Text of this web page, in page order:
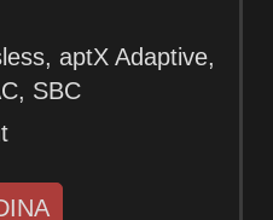
aptX Adaptive,
SBC